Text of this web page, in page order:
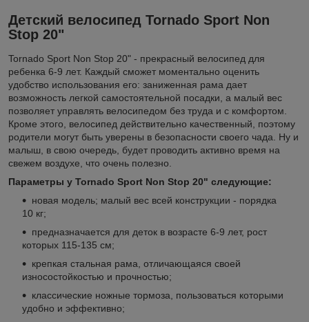
Детский велосипед Tornado Sport Non
Stop 20"
Tornado Sport Non Stop 20" - прекрасный велосипед для
ребенка 6-9 лет. Каждый сможет моментально оценить
удобство использования его: заниженная рама дает
возможность легкой самостоятельной посадки, а малый вес
позволяет управлять велосипедом без труда и с комфортом.
Кроме этого, велосипед действительно качественный, поэтому
родители могут быть уверены в безопасности своего чада. Ну и
малыш, в свою очередь, будет проводить активно время на
свежем воздухе, что очень полезно.
Параметры у Tornado Sport Non Stop 20" следующие:
новая модель; малый вес всей конструкции - порядка
10 кг;
предназначается для деток в возрасте 6-9 лет, рост
которых 115-135 см;
крепкая стальная рама, отличающаяся своей
износостойкостью и прочностью;
классические ножные тормоза, пользоваться которыми
удобно и эффективно;